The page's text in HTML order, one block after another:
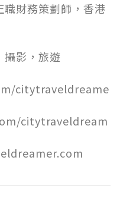
職財務策劃師，香港
攝影，旅遊
citytraveldreame
citytraveldream